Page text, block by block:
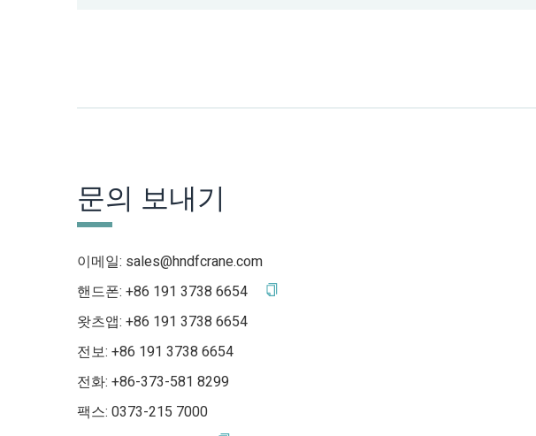
문의 보내기
이메일: sales@hndfcrane.com
핸드폰: +86 191 3738 6654
왓츠앱: +86 191 3738 6654
전보: +86 191 3738 6654
전화: +86-373-581 8299
팩스: 0373-215 7000